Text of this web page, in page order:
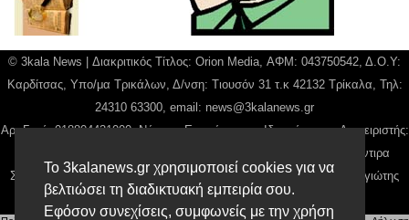
Το 3kalanews.gr χρησιμοποιεί cookies για να
βελτιώσει τη διαδικτυακή εμπειρία σου.
Εφόσον συνεχίσεις, συμφωνείς με την χρήση
© 3kala News | Διακριτικός Τίτλος: Orion Media, ΑΦΜ: 043750542, Δ.Ο.Υ:
Καρδίτσας, Υπο/μα Τρικάλων, Δ/νση: Τιουσόν 31 τ.κ 42132 Τρίκαλα, Τηλ:
24310 63300, email: news@3kalanews.gr
Αρ. Γεμή: 018804431000, Νόμιμος Εκπρόσωπος, Ιδιοκτήτης και Διαχειριστής:
Παναγιώτης Φιλίππου, Διευθύντρια: Γιαννουσά Βασιλική, Διευθύντιρα
Σύνταξης: Μπαλαμπάνη Βασιλική. Δικαιούχος domain name Παναγιώτης
Φιλίππου